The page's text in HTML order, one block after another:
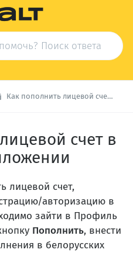
Как пополнить лицевой счет в мобильном приложении
счет в
лицевой счет,
авторизацию в
зайти в Профиль
Пополнить, внести
в белорусских